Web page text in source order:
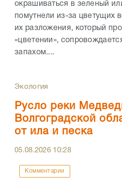
окрашиваться в зеленый
помутнели из-за цветущих
их разложения, который
«цветении»,
запахом....
Экология
Русло реки
Волгоградской
от ила и песка
05.08.2026 10:28
Комментарии